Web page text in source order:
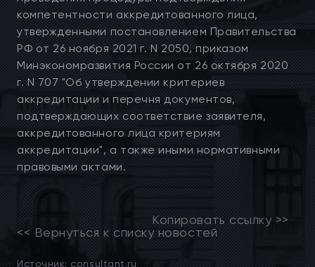
компетентности аккредитованного лица,
утвержденными постановлением Правительства
РФ от 26 ноября 2021 г. N 2050, приказом
Минэкономразвития России от 26 октября 2020
г. N 707 "Об утверждении критериев
аккредитации и перечня документов,
подтверждающих соответствие заявителя,
аккредитованного лица критериям
аккредитации", а также иными нормативными
правовыми актами.
Копировать ссылку >>
<< Вернуться к списку новостей
Источник: consultant.ru